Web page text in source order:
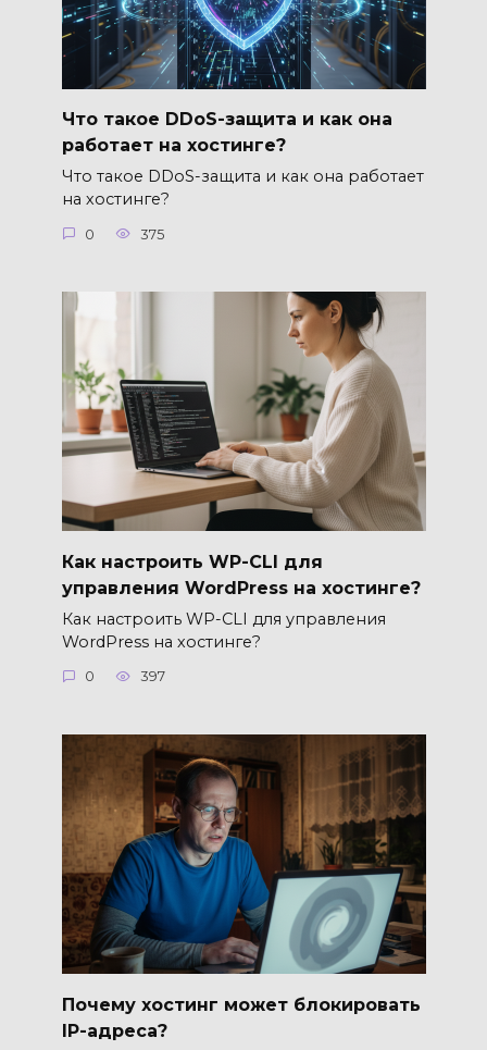
Что такое DDoS-защита и как она
работает на хостинге?
Что такое DDoS-защита и как она работает
на хостинге?
0 375
Как настроить WP-CLI для
управления WordPress на хостинге?
Как настроить WP-CLI для управления
WordPress на хостинге?
0 397
Почему хостинг может блокировать
IP-адреса?